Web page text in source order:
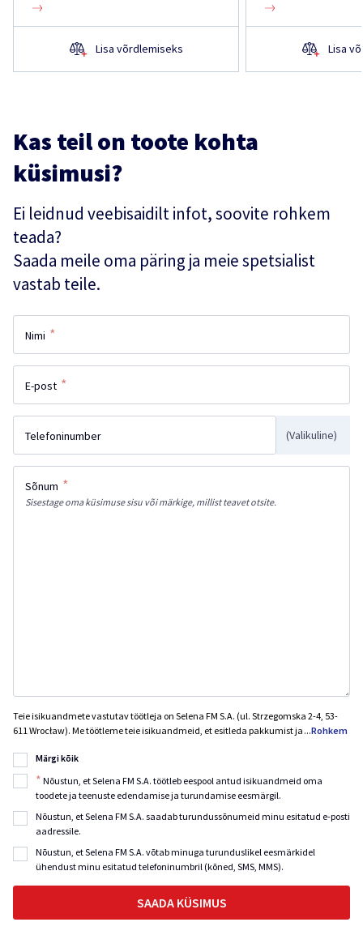
Lisa võrdlemiseks Lisa
Kas teil on toote kohta
küsimusi?
Ei leidnud veebisaidilt infot, soovite rohkem
teada?
Saada meile oma päring ja meie spetsialist
vastab teile.
Nimi *
E-post *
Telefoninumber (Valikuline)
Sõnum *
Sisestage oma küsimuse sisu või märkige, millist teavet otsite.
Teie isikuandmete vastutav töötleja on Selena FM S.A. (ul. Strzegomska 2-4, 53-
611 Wrocław). Me töötleme teie isikuandmeid, et esitleda pakkumist ja ...Rohkem
Märgi kõik
* Nõustun, et Selena FM S.A. töötleb eespool antud isikuandmeid oma
toodete ja teenuste edendamise ja turundamise eesmärgil.
Nõustun, et Selena FM S.A. saadab turundussõnumeid minu esitatud e-posti
aadressile.
Nõustun, et Selena FM S.A. võtab minuga turunduslikel eesmärkidel
ühendust minu esitatud telefoninumbril (kõned, SMS, MMS).